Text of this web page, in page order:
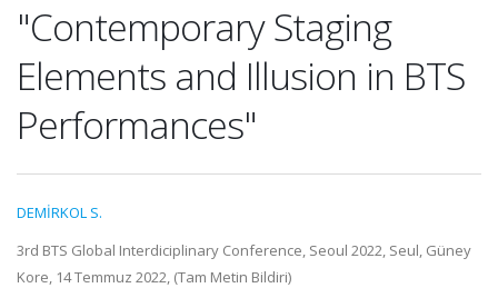
"Contemporary Staging
Elements and Illusion in BTS
Performances"
DEMİRKOL S.
3rd BTS Global Interdiciplinary Conference, Seoul 2022, Seul, Güney
Kore, 14 Temmuz 2022, (Tam Metin Bildiri)